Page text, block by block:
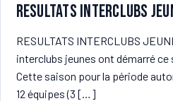
RESULTATS INTERCLUBS
RESULTATS INTERCLUBS
interclubs jeunes ont démarré
Cette saison pour la période
12 équipes (3 […]